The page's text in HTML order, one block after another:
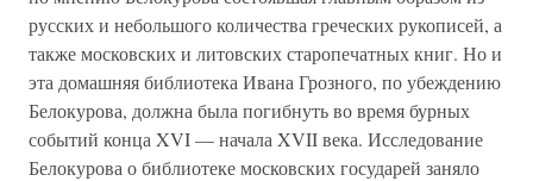
русских и небольшого количества греческих рукописей, а
также московских и литовских старопечатных книг. Но и
эта домашняя библиотека Ивана Грозного, по убеждению
Белокурова, должна была погибнуть во время бурных
событий конца XVI — начала XVII века. Исследование
Белокурова о библиотеке московских государей заняло